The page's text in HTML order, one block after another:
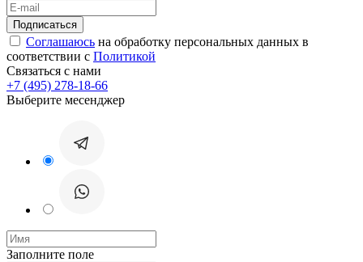
Соглашаюсь на обработку персональных данных в
соответствии с Политикой
Связаться с нами
+7 (495) 278-18-66
Выберите месенджер
Заполните поле